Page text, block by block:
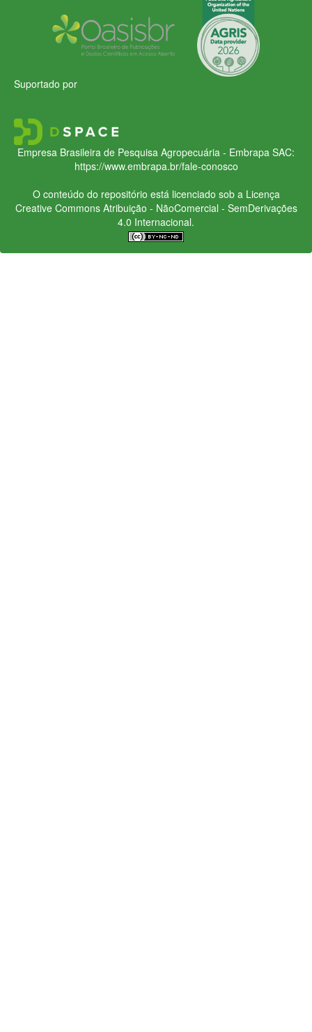
Suportado por
Empresa Brasileira de Pesquisa Agropecuária - Embrapa SAC:
https://www.embrapa.br/fale-conosco
O conteúdo do repositório está licenciado sob a Licença
Creative CommonsAtribuição - NãoComercial - SemDerivações
4.0 Internacional.